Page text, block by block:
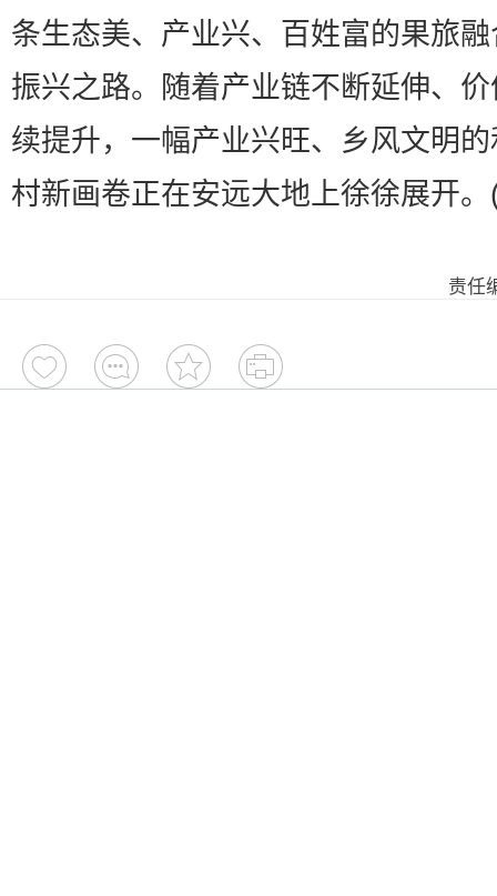
条生态美、产业兴、百姓富的果旅
振兴之路。随着产业链不断延伸、
续提升，一幅产业兴旺、乡风文明
村新画卷正在安远大地上徐徐展开
责任